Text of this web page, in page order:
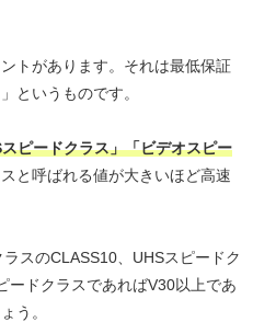
トがあります。それは最低保証
というものです。
ピードクラス」「ビデオスピー
と呼ばれる値が大きいほど高速
スのCLASS10、UHSスピードク
ードクラスであればV30以上であ
う。